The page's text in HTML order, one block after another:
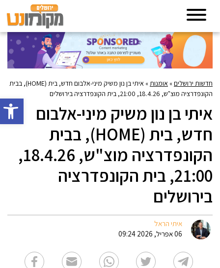
פתח
חדשות ירושלים» אומנות»
איתי בן נון משיק מיני-אלבום חדש, בית (HOME), בבית
הקונפדרציה מוצ"ש, 18.4.26, 21:00, בית הקונפדרציה בירושלים
איתי בן נון משיק מיני-אלבום
חדש, בית (HOME), בבית
הקונפדרציה מוצ"ש, 18.4.26,
21:00, בית הקונפדרציה
בירושלים
איתי הראל
06 אפריל, 2026 09:24